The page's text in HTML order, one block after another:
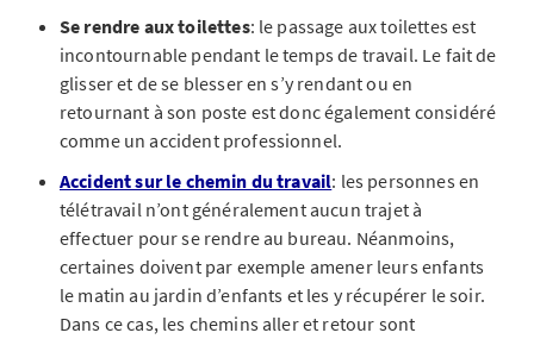
Se rendre aux toilettes: le passage aux toilettes est
incontournable pendant le temps de travail. Le fait de
glisser et de se blesser en s’y rendant ou en
retournant à son poste est donc également considéré
comme un accident professionnel.
Accident sur le chemin du travail: les personnes en
télétravail n’ont généralement aucun trajet à
effectuer pour se rendre au bureau. Néanmoins,
certaines doivent par exemple amener leurs enfants
le matin au jardin d’enfants et les y récupérer le soir.
Dans ce cas, les chemins aller et retour sont